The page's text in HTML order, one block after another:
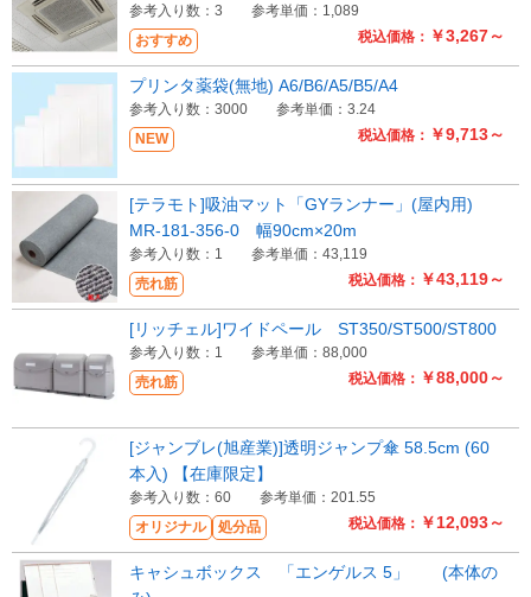
おすすめ 税込価格： ￥3,267～
参考入り数：3 参考単価：1,089
NEW 税込価格： ￥9,713～
プリンタ薬袋(無地) A6/B6/A5/B5/A4
参考入り数：3000 参考単価：3.24
売れ筋 税込価格： ￥43,119～
[テラモト]吸油マット「GYランナー」(屋内用)
MR-181-356-0 幅90cm×20m
参考入り数：1 参考単価：43,119
売れ筋 税込価格： ￥88,000～
[リッチェル]ワイドペール ST350/ST500/ST800
参考入り数：1 参考単価：88,000
オリジナル 処分品 税込価格： ￥12,093～
[ジャンブレ(旭産業)]透明ジャンプ傘 58.5cm (60
本入) 【在庫限定】
参考入り数：60 参考単価：201.55
キャシュボックス 「エンゲルス 5」 (本体の